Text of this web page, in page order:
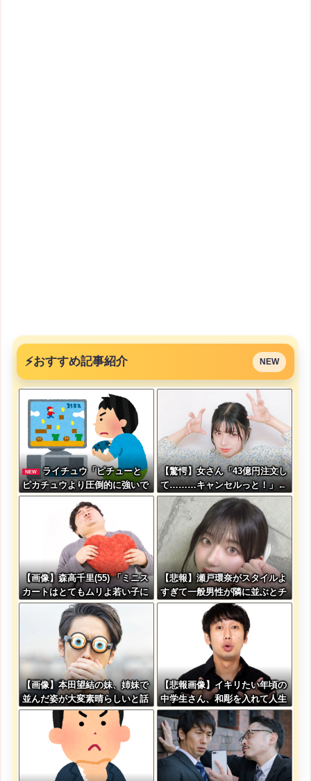
⚡おすすめ記事紹介 NEW
NEW
ライチュウ「ピチューと
ピカチュウより圧倒的に強いで
すｗｗｗｗ」←こいつが不人気
【驚愕】女さん「43億円注文し
て………キャンセルっと！」←
こいつの目的って一体なんな
の？？？？？？？
【画像】森高千里(55) 「ミニス
カートはとてもムリよ若い子に
は負けるわ」←ワイらにはブッ
刺さりまくってしまうw w w w
【悲報】瀬戸環奈がスタイルよ
すぎて一般男性が隣に並ぶとチ
ンチクリンに見えてしまう
【画像】本田望結の妹、姉妹で
並んだ姿が大変素晴らしいと話
題にw w w w w w w
【悲報画像】イキリたい年頃の
中学生さん、和彫を入れて人生
終了へ←これw w w w w w